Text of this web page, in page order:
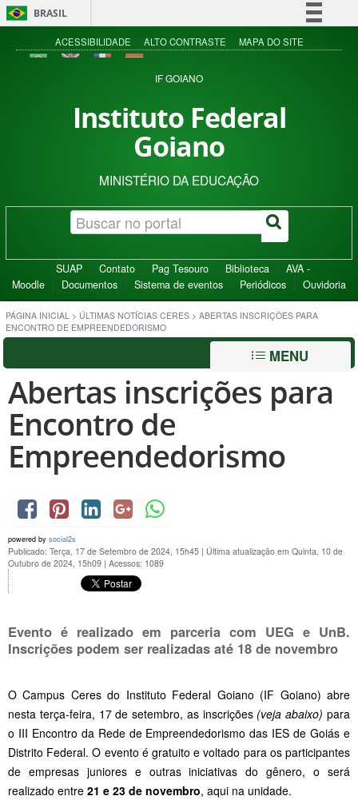
BRASIL
Simplifique!
Acesso à informação
ACESSIBILIDADE ALTO CONTRASTE MAPA DO SITE
IF GOIANO
Instituto Federal
Goiano
MINISTÉRIO DA EDUCAÇÃO
SUAP Contato Pag Tesouro Biblioteca
AVA -
Moodle
Documentos Sistema de eventos Periódicos Ouvidoria
PÁGINA INICIAL > ÚLTIMAS NOTÍCIAS CERES > ABERTAS INSCRIÇÕES PARA
ENCONTRO DE EMPREENDEDORISMO
MENU
Abertas inscrições para
Encontro de
Empreendedorismo
powered by social2s
Publicado: Terça, 17 de Setembro de 2024, 15h45 | Última atualização em Quinta, 10 de
Outubro de 2024, 15h09 | Acessos: 1089
Evento é realizado em parceria com UEG e UnB.
Inscrições podem ser realizadas até 18 de novembro
O Campus Ceres do Instituto Federal Goiano (IF Goiano) abre
nesta terça-feira, 17 de setembro, as inscrições (veja abaixo) para
o III Encontro da Rede de Empreendedorismo das IES de Goiás e
Distrito Federal. O evento é gratuito e voltado para os participantes
de empresas juniores e outras iniciativas do gênero, o será
realizado entre 21 e 23 de novembro, aqui na unidade.